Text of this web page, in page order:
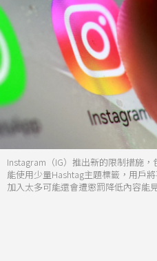
Instagram（IG）推出新的限制措施
能使用少量Hashtag主題標籤，用戶
加入太多可能還會遭懲罰降低內容能